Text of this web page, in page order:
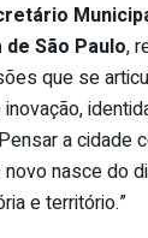
São Paulo,
que se
a cidade
nasce do
e território.”